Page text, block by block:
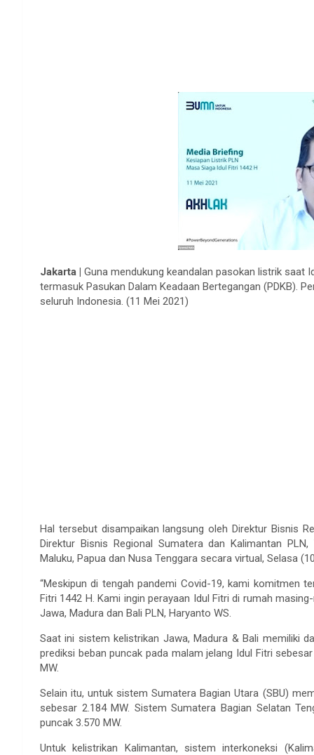
Jakarta | Guna mendukung keandalan pasokan listrik saat
termasuk Pasukan Dalam Keadaan Bertegangan (PDKB).
seluruh Indonesia. (11 Mei 2021)
Hal tersebut disampaikan langsung oleh Direktur Bisnis
Direktur Bisnis Regional Sumatera dan Kalimantan
Maluku, Papua dan Nusa Tenggara secara virtual, Selasa
“Meskipun di tengah pandemi Covid-19, kami komitmen
Fitri 1442 H. Kami ingin perayaan Idul Fitri di rumah
Jawa, Madura dan Bali PLN, Haryanto WS.
Saat ini sistem kelistrikan Jawa, Madura & Bali memiliki
prediksi beban puncak pada malam jelang Idul Fitri
MW.
Selain itu, untuk sistem Sumatera Bagian Utara (SBU)
sebesar 2.184 MW. Sistem Sumatera Bagian Selatan
puncak 3.570 MW.
Untuk kelistrikan Kalimantan, sistem interkoneksi